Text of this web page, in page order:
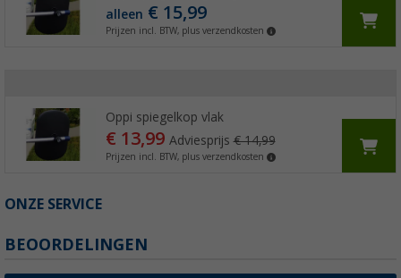
alleen € 15,99
Prijzen incl. BTW, plus verzendkosten
Oppi spiegelkop vlak
€ 13,99 Adviesprijs€ 14,99
Prijzen incl. BTW, plus verzendkosten
ONZE SERVICE
BEOORDELINGEN